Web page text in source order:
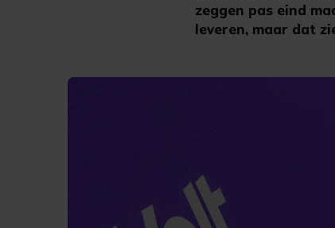
zeggen pas eind
leveren, maar dat